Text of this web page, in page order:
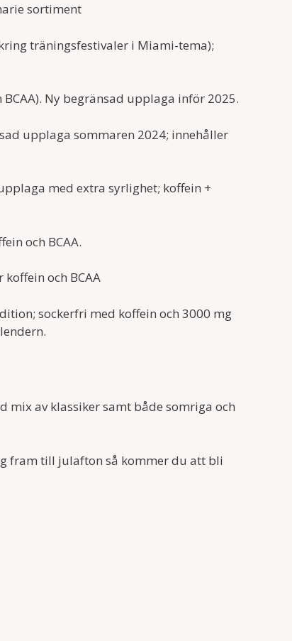
sortiment
träningsfestivaler i Miami-tema);
Ny begränsad upplaga inför 2025.
upplaga sommaren 2024; innehåller
med extra syrlighet; koffein +
och BCAA.
och BCAA
sockerfri med koffein och 3000 mg
mix av klassiker samt både somriga och
fram till julafton så kommer du att bli